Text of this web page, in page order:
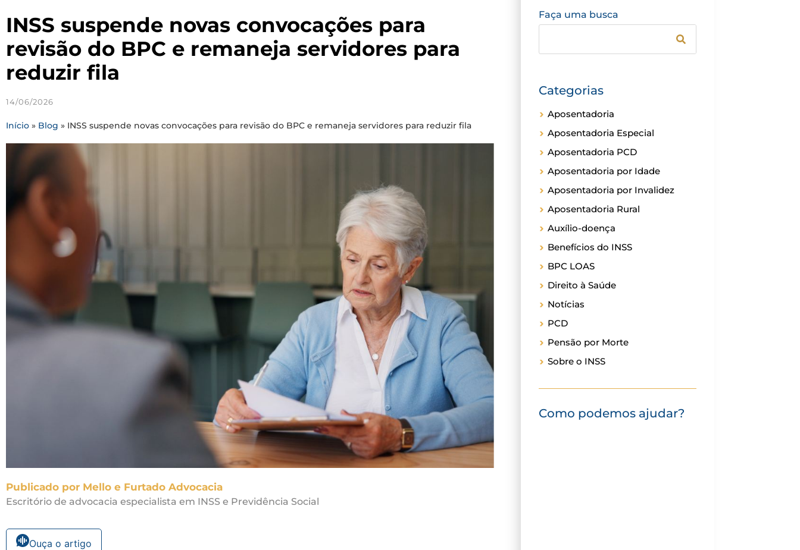
INSS suspende novas convocações para
revisão do BPC e remaneja servidores para
reduzir fila
14/06/2026
Início » Blog » INSS suspende novas convocações para revisão do BPC e remaneja servidores para reduzir fila
Publicado por Mello e Furtado Advocacia
Escritório de advocacia especialista em INSS e Previdência Social
Ouça o artigo
Faça uma busca
Categorias
Aposentadoria
Aposentadoria Especial
Aposentadoria PCD
Aposentadoria por Idade
Aposentadoria por Invalidez
Aposentadoria Rural
Auxílio-doença
Benefícios do INSS
BPC LOAS
Direito à Saúde
Notícias
PCD
Pensão por Morte
Sobre o INSS
Como podemos ajudar?